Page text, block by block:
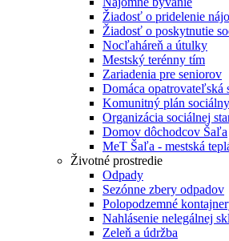
Žiadosť o pridelenie
Žiadosť o poskytnutie
Nocľaháreň a útulky
Mestský terénny tím
Zariadenia pre seniorov
Domáca opatrovateľská
Komunitný plán
Organizácia sociálnej
Domov dôchodcov Šaľa
MeT Šaľa - mestská
Životné prostredie
Odpady
Sezónne zbery odpadov
Polopodzemné
Nahlásenie nelegálnej
Zeleň a údržba